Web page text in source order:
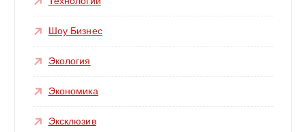
Шоу Бизнес
Экология
Экономика
Эксклюзив